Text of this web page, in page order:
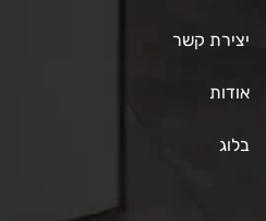
יצירת קשר
אודות
בלוג